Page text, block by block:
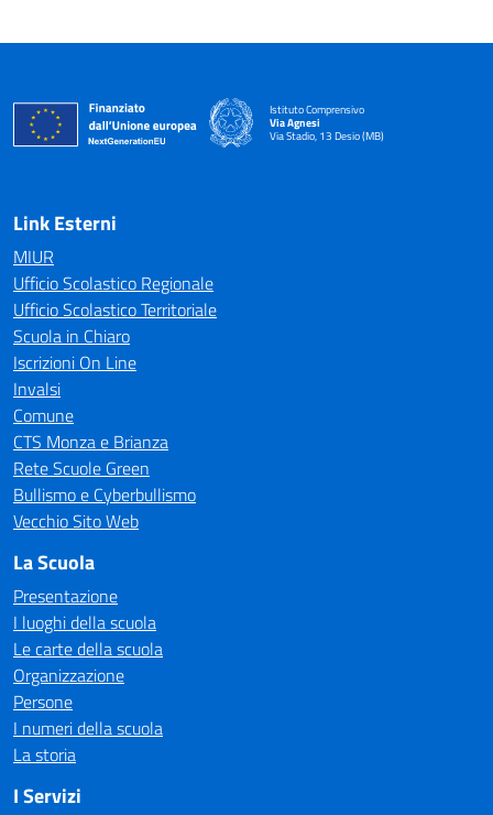
Istituto Comprensivo
Via Agnesi
Via Stadio, 13 Desio (MB)
— Visita la pagina iniziale della scuola
Link Esterni
MIUR
Ufficio Scolastico Regionale
Ufficio Scolastico Territoriale
Scuola in Chiaro
Iscrizioni On Line
Invalsi
Comune
CTS Monza e Brianza
Rete Scuole Green
Bullismo e Cyberbullismo
Vecchio Sito Web
La Scuola
Presentazione
I luoghi della scuola
Le carte della scuola
Organizzazione
Persone
I numeri della scuola
La storia
I Servizi